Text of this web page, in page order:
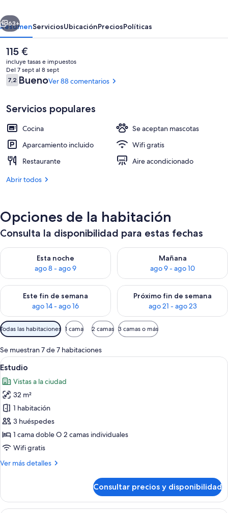
Piscina
Siguiente
63+
ResumenServiciosUbicaciónPreciosPolíticas
El
precio
actual
es
de
115 €
incluye tasas e impuestos
Del 7 sept al 8 sept
Comentarios
7,27,2 de 10
BuenoVer 88 comentarios
Servicios populares
Cocina
Se aceptan mascotas
Aparcamiento incluido
Wifi gratis
Restaurante
Aire acondicionado
Abrir todos
Opciones de la habitación
Consulta la disponibilidad para estas fechas
Esta noche
ago 8 - ago 9
Consulta la disponibilidad para esta noche, ago 8 - ago 9
Mañana
ago 9 - ago 10
Consulta la disponibilidad
Este fin de semana
ago 14 - ago 16
Consulta la disponibilidad para este fin de semana, ago 14 -
Próximo fin de semana
ago 21 - ago 23
Consulta la disponibilidad
Filtros
disponibles
para
las
habitaciones
Todas las habitaciones 1 cama 2 camas 3 camas o más
Se muestran 7 de 7 habitaciones
Abrir
todas
las
fotos
de
Estudio
Una habitación de hotel con cama,
7
Estudio
Vistas a la ciudad
32 m²
1 habitación
3 huéspedes
1 cama doble O 2 camas individuales
Wifi gratis
Ver más detalles
Más
Consultar precios y disponibilidad